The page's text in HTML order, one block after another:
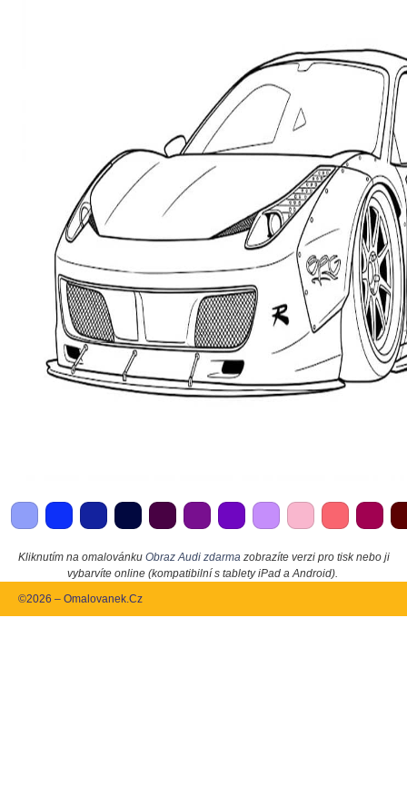
Kliknutím na omalovánku Obraz Audi zdarma zobrazíte verzi pro tisk nebo ji
vybarvíte online (kompatibilní s tablety iPad a Android).
©2026 – Omalovanek.Cz